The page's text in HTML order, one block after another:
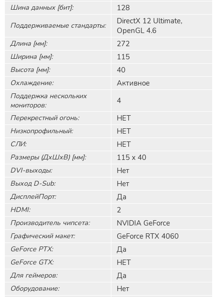
Шина данных [бит]: 128
Поддерживаемые стандарты:
DirectX 12 Ultimate,
OpenGL 4.6
Длина [мм]: 272
Ширина [мм]: 115
Высота [мм]: 40
Охлаждение: Активное
Поддержка нескольких
мониторов:
4
Перекрестный огонь: НЕТ
Низкопрофильный: НЕТ
СЛИ: НЕТ
Размеры (ДхШхВ) [мм]: 115 х 40
DVI-выходы: Нет
Выход D-Sub: Нет
ДисплейПорт: Да
HDMI: 2
Производитель чипсета: NVIDIA GeForce
Графический макет: GeForce RTX 4060
GeForce РТХ: Да
GeForce GTX: НЕТ
Для геймеров: Да
Оборудование: Нет